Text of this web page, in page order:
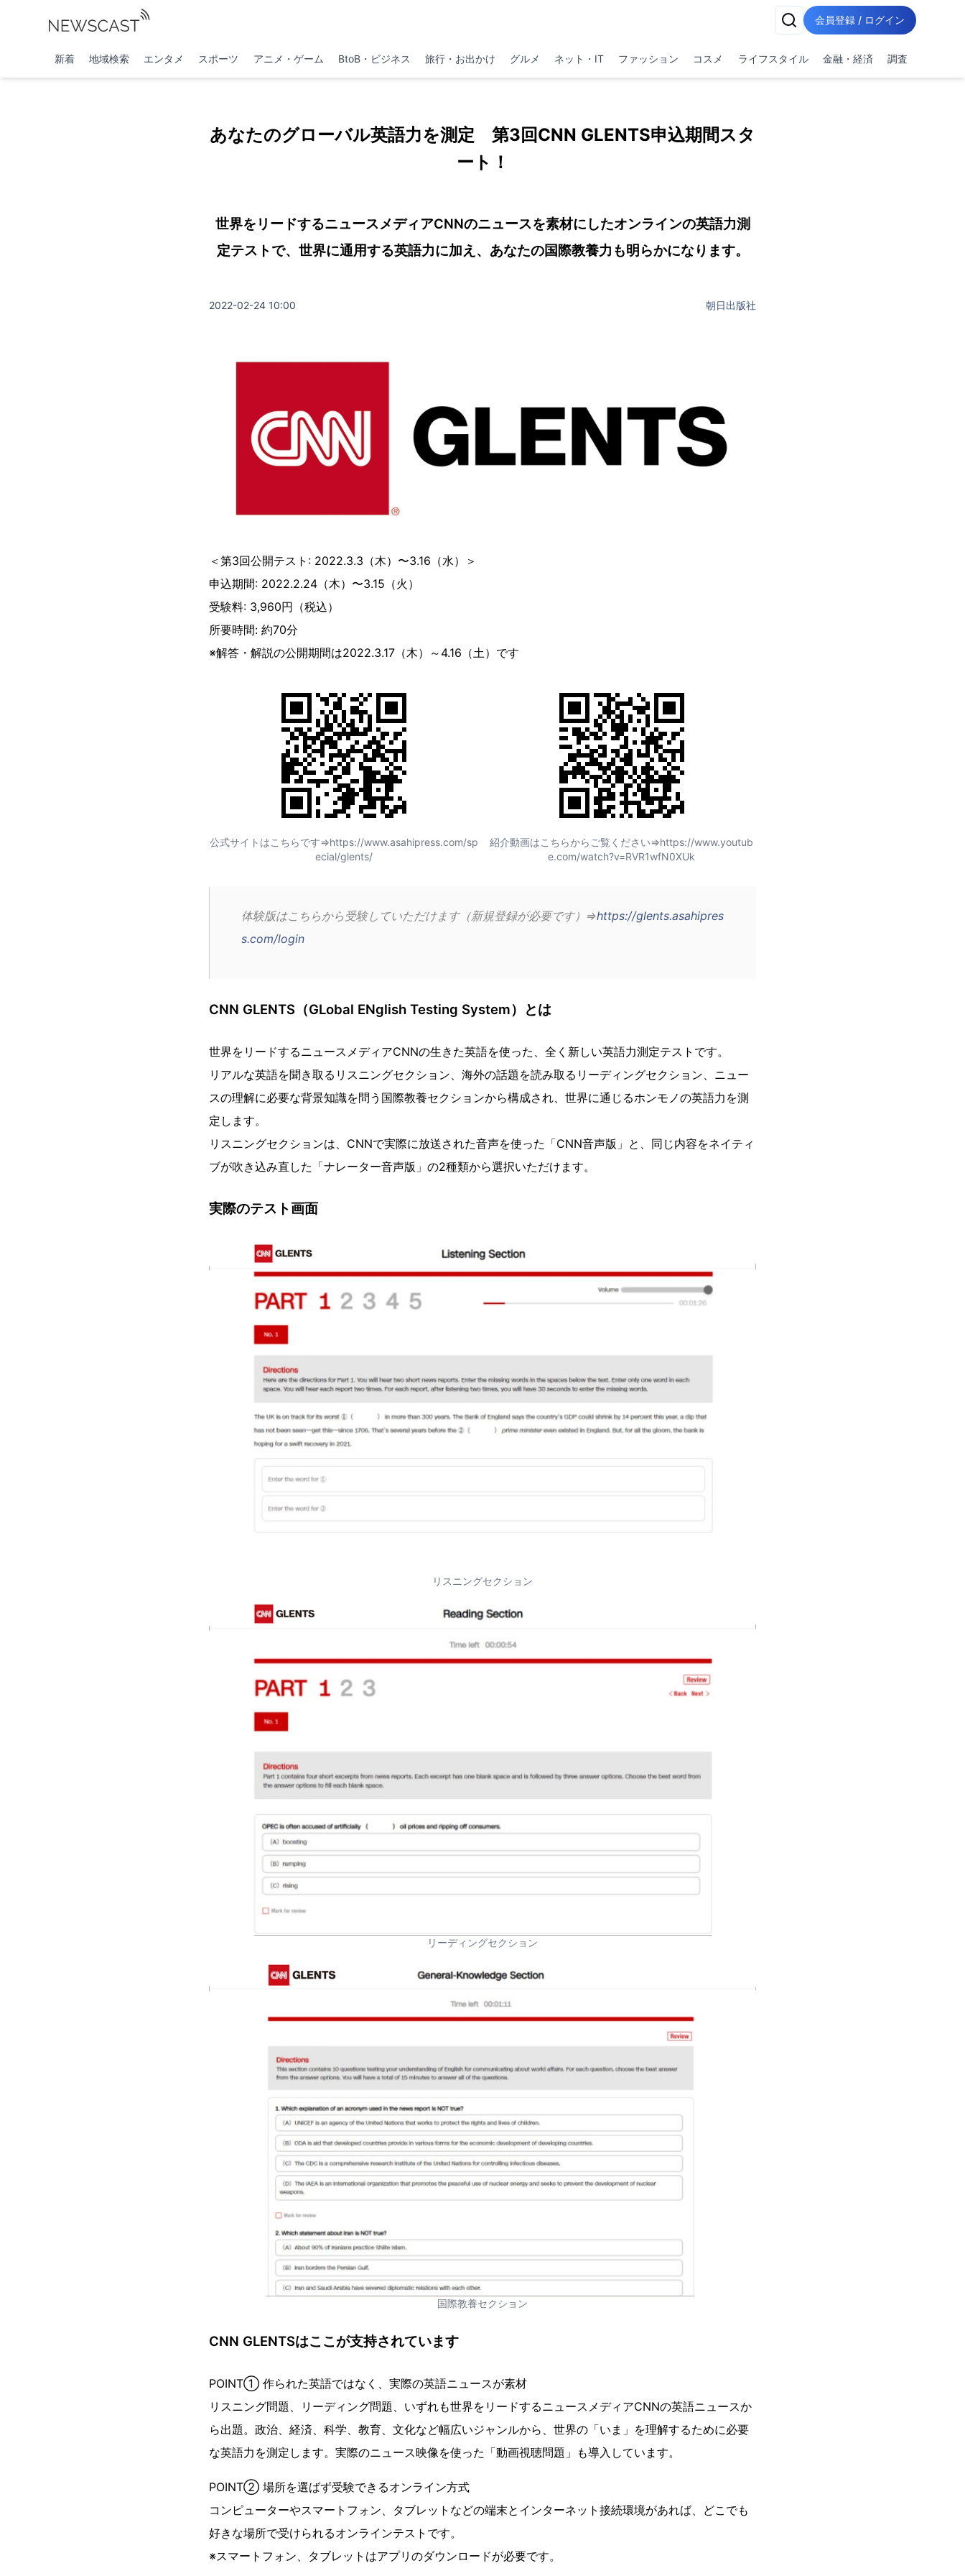
会員登録 / ログイン
新着 地域検索 エンタメ スポーツ アニメ・ゲーム BtoB・ビジネス 旅行・お出かけ グルメ ネット・IT ファッション コスメ ライフスタイル 金融・経済 調査
あなたのグローバル英語力を測定 第3回CNN GLENTS申込期間スタ
ート！
世界をリードするニュースメディアCNNのニュースを素材にしたオンラインの英語⼒測
定テストで、世界に通⽤する英語力に加え、あなたの国際教養⼒も明らかになります。
2022-02-24 10:00 朝日出版社
＜第3回公開テスト: 2022.3.3（⽊）〜3.16（水）＞
申込期間: 2022.2.24（⽊）〜3.15（火）
受験料: 3,960円（税込）
所要時間: 約70分
※解答・解説の公開期間は2022.3.17（木）～4.16（土）です
公式サイトはこちらです⇒https://www.asahipress.com/sp
ecial/glents/
紹介動画はこちらからご覧ください⇒https://www.youtub
e.com/watch?v=RVR1wfN0XUk
体験版はこちらから受験していただけます（新規登録が必要です）⇒https://glents.asahipres
s.com/login
CNN GLENTS（GLobal ENglish Testing System）とは
世界をリードするニュースメディアCNNの⽣きた英語を使った、全く新しい英語⼒測定テストです。
リアルな英語を聞き取るリスニングセクション、海外の話題を読み取るリーディングセクション、ニュー
スの理解に必要な背景知識を問う国際教養セクションから構成され、世界に通じるホンモノの英語⼒を測
定します。
リスニングセクションは、CNNで実際に放送された⾳声を使った「CNN⾳声版」と、同じ内容をネイティ
ブが吹き込み直した「ナレーター⾳声版」の2種類から選択いただけます。
実際のテスト画面
リスニングセクション
リーディングセクション
国際教養セクション
CNN GLENTSはここが⽀持されています
POINT① 作られた英語ではなく、実際の英語ニュースが素材
リスニング問題、リーディング問題、いずれも世界をリードするニュースメディアCNNの英語ニュースか
ら出題。政治、経済、科学、教育、⽂化など幅広いジャンルから、世界の「いま」を理解するために必要
な英語⼒を測定します。実際のニュース映像を使った「動画視聴問題」も導⼊しています。
POINT② 場所を選ばず受験できるオンライン⽅式
コンピューターやスマートフォン、タブレットなどの端末とインターネット接続環境があれば、どこでも
好きな場所で受けられるオンラインテストです。
※スマートフォン、タブレットはアプリのダウンロードが必要です。